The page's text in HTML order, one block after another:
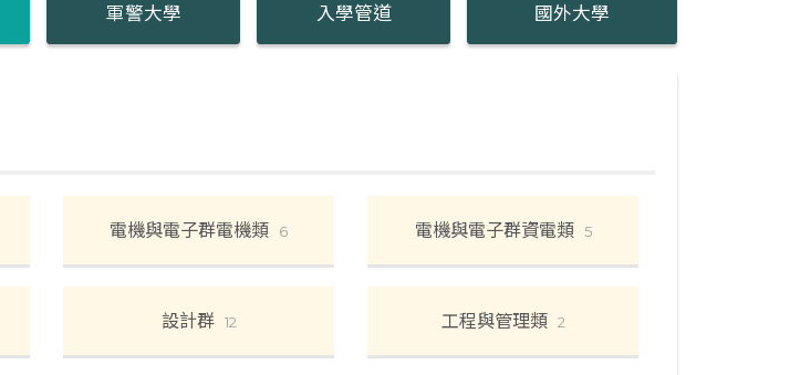
軍警大學 入學管道 國外大學
電機與電子群電機類 6 電機與電子群資電類 5
設計群 12 工程與管理類 2